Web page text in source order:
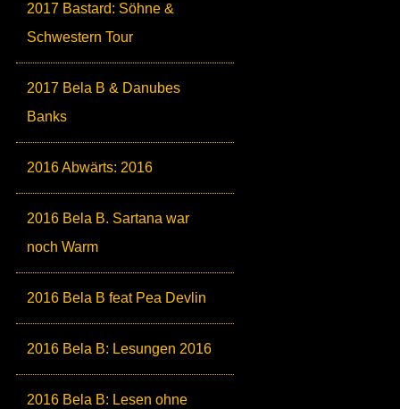
2017 Bastard: Söhne &
Schwestern Tour
2017 Bela B & Danubes
Banks
2016 Abwärts: 2016
2016 Bela B. Sartana war
noch Warm
2016 Bela B feat Pea Devlin
2016 Bela B: Lesungen 2016
2016 Bela B: Lesen ohne